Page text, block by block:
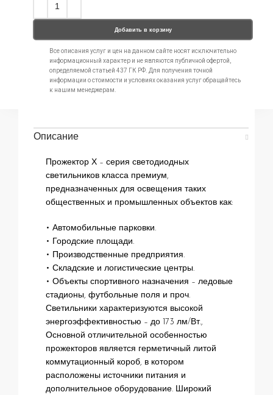
Добавить в корзину
Все описания услуг и цен на данном сайте носят исключительно
информационный характер и не являются публичной офертой,
определяемой статьей 437 ГК РФ. Для получения точной
информации о стоимости и условиях оказания услуг обращайтесь
к нашим менеджерам.
Описание
Прожектор Х – серия светодиодных
светильников класса премиум,
предназначенных для освещения таких
общественных и промышленных объектов как:
• Автомобильные парковки.
• Городские площади.
• Производственные предприятия.
• Складские и логистические центры.
• Объекты спортивного назначения – ледовые
стадионы, футбольные поля и проч.
Светильники характеризуются высокой
энергоэффективностью – до 173 лм/Вт.,
Основной отличительной особенностью
прожекторов является герметичный литой
коммутационный короб, в котором
расположены источники питания и
дополнительное оборудование. Широкий